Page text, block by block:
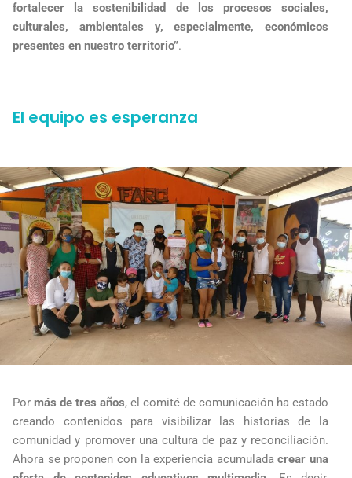
fortalecer la sostenibilidad de los procesos sociales,
culturales, ambientales y, especialmente, económicos
presentes en nuestro territorio”.
El equipo es esperanza
Por más de tres años, el comité de comunicación ha estado
creando contenidos para visibilizar las historias de la
comunidad y promover una cultura de paz y reconciliación.
Ahora se proponen con la experiencia acumuladacrear una